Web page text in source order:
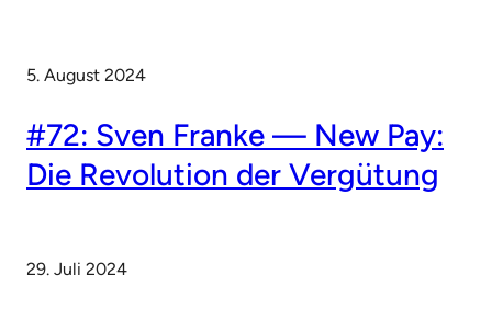
5. August 2024
#72: Sven Franke — New Pay:
Die Revolution der Vergütung
29. Juli 2024